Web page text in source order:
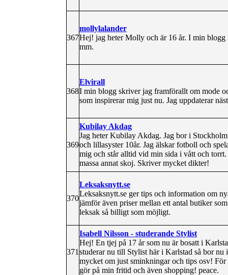
367
mollylalander
Hej! jag heter Molly och är 16 år. I min
mm.
368
Elvirall
I min blogg skriver jag framförallt om mode
som inspirerar mig just nu. Jag uppdaterar
369
Kubilay Akdag
Jag heter Kubilay Akdag. Jag bor i
och lillasyster 10år. Jag älskar fotboll och
mig och står alltid vid min sida i vått och
massa annat skoj. Skriver mycket dikter!
370
Leksaksnytt.se
Leksaksnytt.se ger tips och information om
jämför även priser mellan ett antal butiker
leksak så billigt som möjligt.
371
Isabell Nilsson - studerande Stylist
Hej! En tjej på 17 år som nu är bosatt i
studerar nu till Stylist här i Karlstad så bor nu
mycket om just sminkningar och tips osv!
gör på min fritid och även shopping! peace.